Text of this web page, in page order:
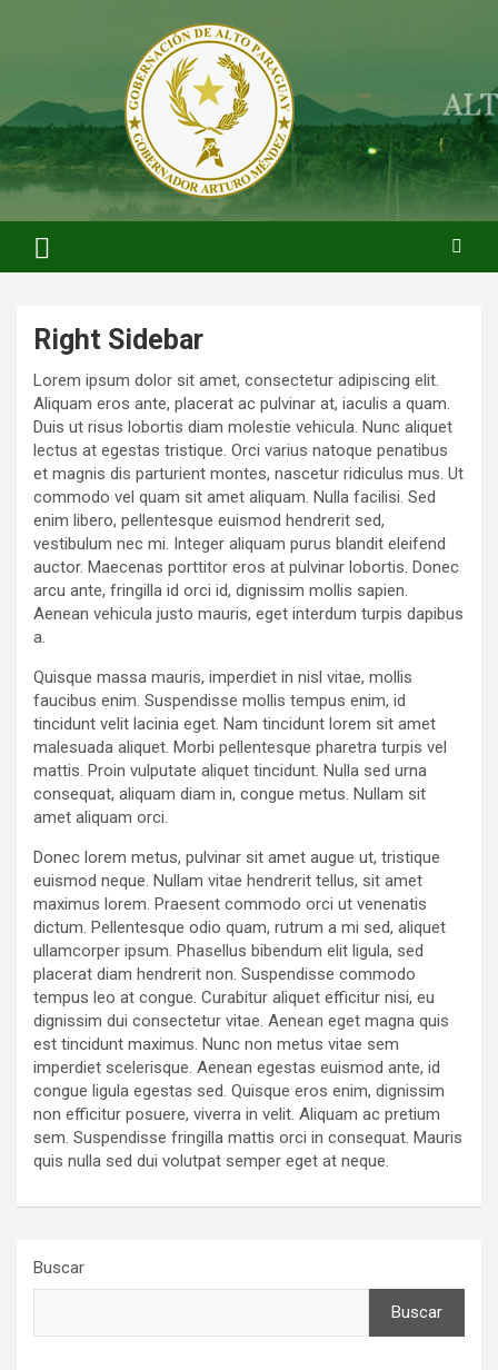
ARTUROMENDEZ.ORG
ARTURO MENDEZ GOBERNADOR 2023
Right Sidebar
Lorem ipsum dolor sit amet, consectetur adipiscing elit.
Aliquam eros ante, placerat ac pulvinar at, iaculis a quam.
Duis ut risus lobortis diam molestie vehicula. Nunc aliquet
lectus at egestas tristique. Orci varius natoque penatibus
et magnis dis parturient montes, nascetur ridiculus mus. Ut
commodo vel quam sit amet aliquam. Nulla facilisi. Sed
enim libero, pellentesque euismod hendrerit sed,
vestibulum nec mi. Integer aliquam purus blandit eleifend
auctor. Maecenas porttitor eros at pulvinar lobortis. Donec
arcu ante, fringilla id orci id, dignissim mollis sapien.
Aenean vehicula justo mauris, eget interdum turpis dapibus
a.
Quisque massa mauris, imperdiet in nisl vitae, mollis
faucibus enim. Suspendisse mollis tempus enim, id
tincidunt velit lacinia eget. Nam tincidunt lorem sit amet
malesuada aliquet. Morbi pellentesque pharetra turpis vel
mattis. Proin vulputate aliquet tincidunt. Nulla sed urna
consequat, aliquam diam in, congue metus. Nullam sit
amet aliquam orci.
Donec lorem metus, pulvinar sit amet augue ut, tristique
euismod neque. Nullam vitae hendrerit tellus, sit amet
maximus lorem. Praesent commodo orci ut venenatis
dictum. Pellentesque odio quam, rutrum a mi sed, aliquet
ullamcorper ipsum. Phasellus bibendum elit ligula, sed
placerat diam hendrerit non. Suspendisse commodo
tempus leo at congue. Curabitur aliquet efficitur nisi, eu
dignissim dui consectetur vitae. Aenean eget magna quis
est tincidunt maximus. Nunc non metus vitae sem
imperdiet scelerisque. Aenean egestas euismod ante, id
congue ligula egestas sed. Quisque eros enim, dignissim
non efficitur posuere, viverra in velit. Aliquam ac pretium
sem. Suspendisse fringilla mattis orci in consequat. Mauris
quis nulla sed dui volutpat semper eget at neque.
Buscar
Buscar